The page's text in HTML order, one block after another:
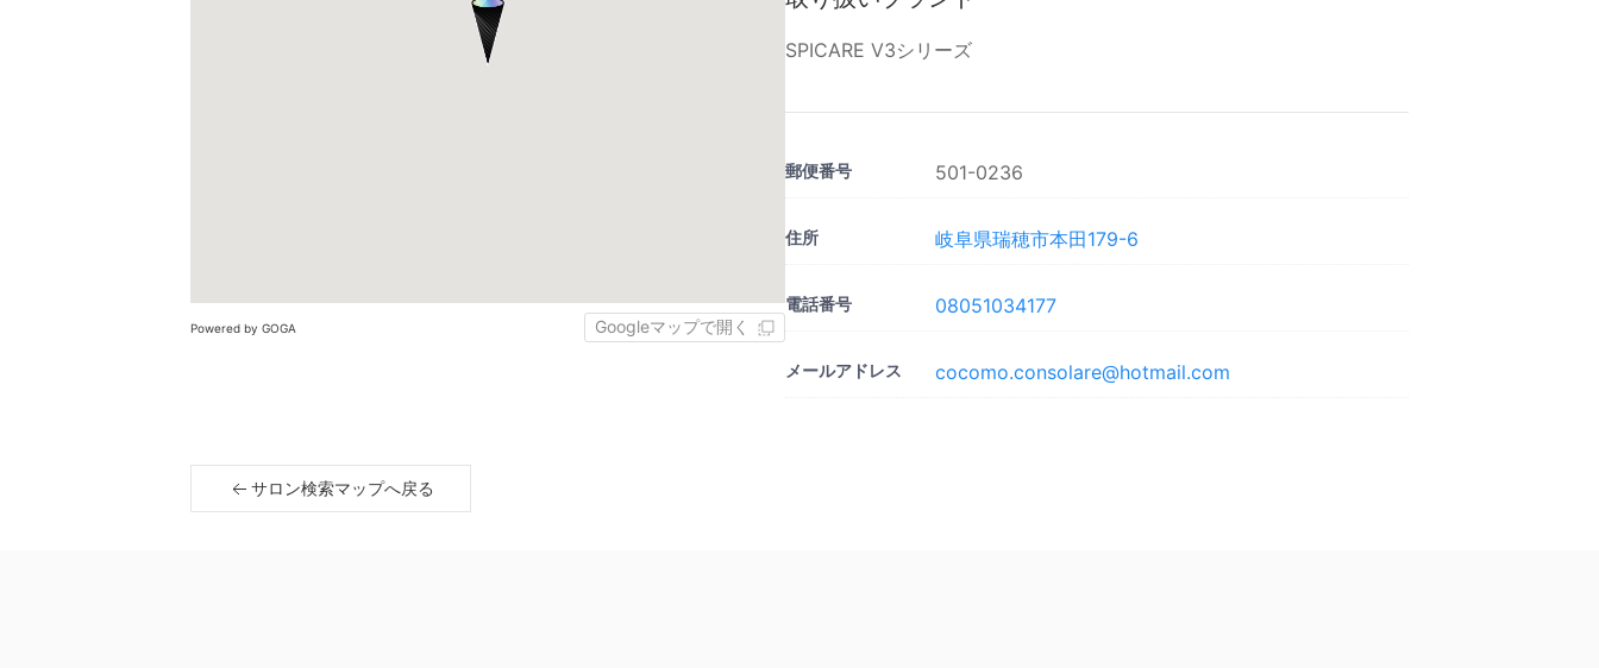
Powered by GOGA Googleマップで開く
SPICARE V3シリーズ
郵便番号 501-0236
住所 岐阜県瑞穂市本田179-6
電話番号 08051034177
メールアドレス cocomo.consolare@hotmail.com
サロン検索マップへ戻る